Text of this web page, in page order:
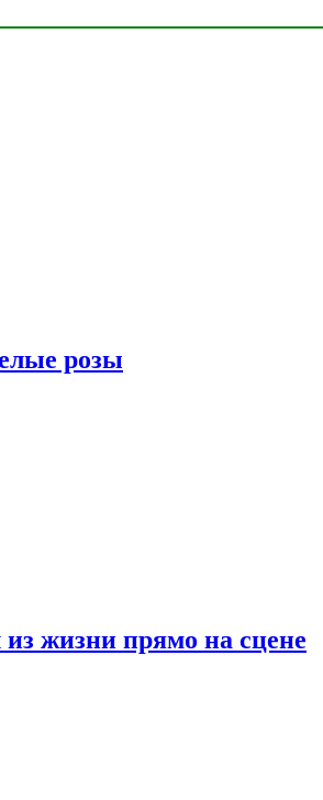
розы
жизни прямо на сцене